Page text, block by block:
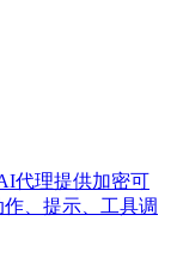
代理提供加密可
、提示、工具调